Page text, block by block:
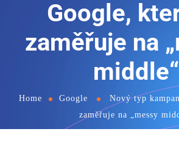
Google,
zaměřuje na
middle“
Home Google
Nový typ
zaměřuje na „messy